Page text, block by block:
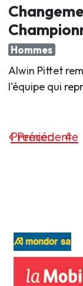
Hommes
Alwin Pittet
l'équipe qui
Précédente
Premier 4